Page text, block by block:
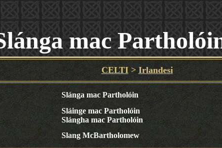
mac
CELTI>Irlandesi
Slánga mac Partholóin
Sláinge mac Partholóin
Slángha mac Partholóin
Slang McBartholomew